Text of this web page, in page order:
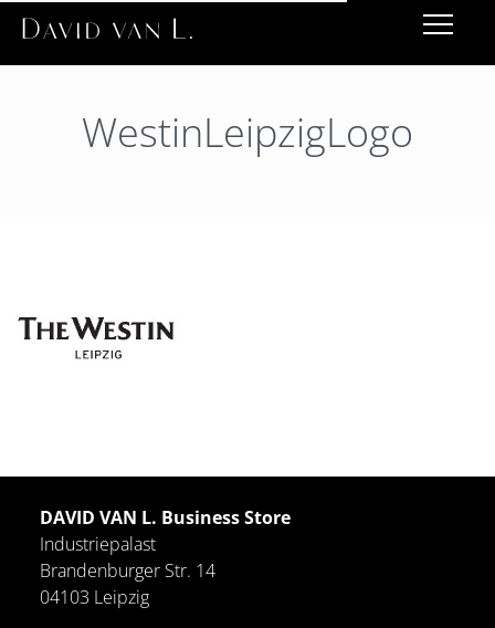
WestinLeipzigLogo
DAVID VAN L. Business Store
Industriepalast
Brandenburger Str. 14
04103 Leipzig